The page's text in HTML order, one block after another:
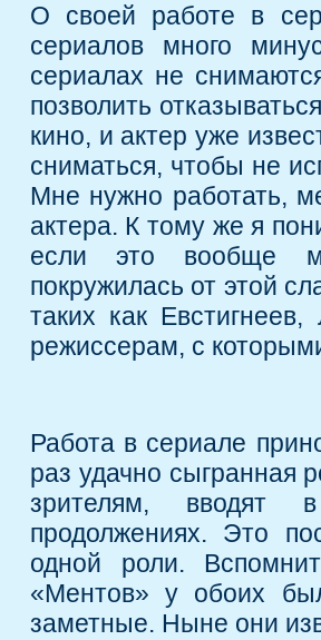
О своей работе в
сериалов много
сериалах не
позволить
кино, и актер уже
сниматься, чтобы не
Мне нужно работать,
актера. К тому же я
если это вообще
покружилась от этой
таких как
режиссерам, с
Работа в сериале
раз удачно сыгранная
зрителям, вводят
продолжениях. Это
одной роли.
«Ментов» у обоих
заметные. Ныне они